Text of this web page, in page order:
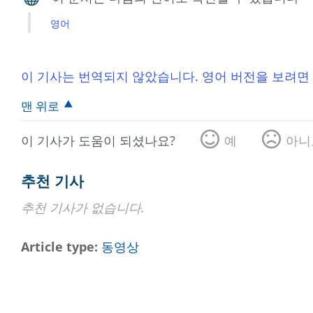
영어
이 기사는 번역되지 않았습니다. 영어 버전을 보려
맨 위로
이 기사가 도움이 되셨나요? 예 아
추천 기사
추천 기사가 없습니다.
Article type 동영상